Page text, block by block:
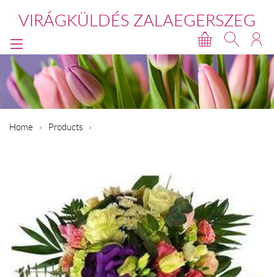
VIRÁGKÜLDÉS ZALAEGERSZEG
Home Products